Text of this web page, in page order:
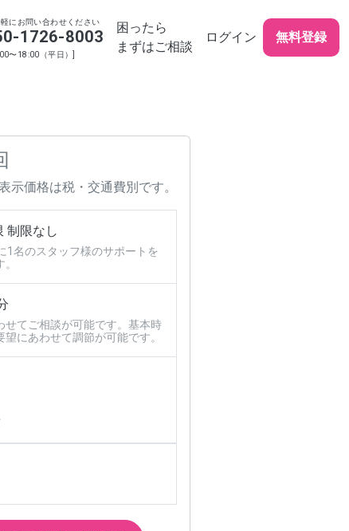
にお問い合わせください
1726-8003
〜18:00（平日）]
困ったら
まずはご相談
ログイン 無料登録
示価格は税・交通費別です。
制限なし
1名のスタッフ様のサポートを
てご相談が可能です。基本時
望にあわせて調節が可能です。